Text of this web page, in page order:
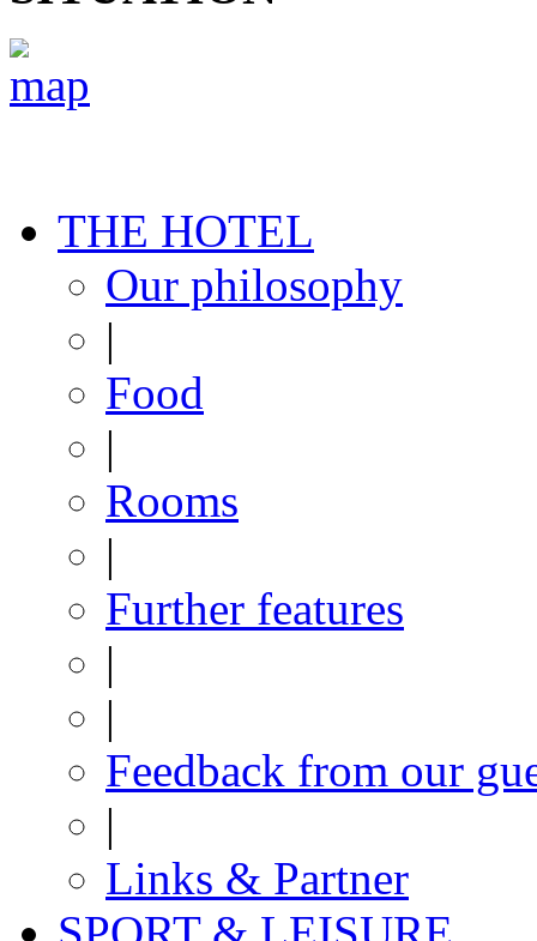
THE HOTEL
Our philosophy
|
Food
|
Rooms
|
Further features
|
|
Feedback from our
|
Links & Partner